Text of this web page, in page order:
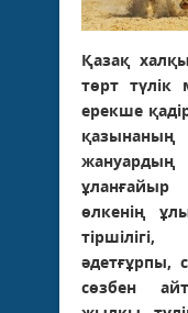
Қазақ
төрт түлік
ерекше
өлкенің
тіршілігі,
әдетғұрпы,
сөзбен